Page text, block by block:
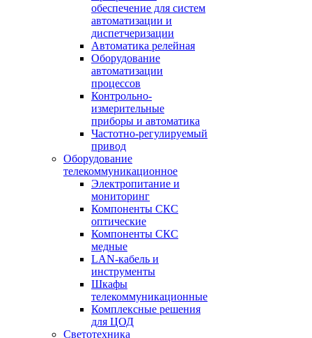
обеспечение для систем
автоматизации и
диспетчеризации
Автоматика релейная
Оборудование
автоматизации
процессов
Контрольно-
измерительные
приборы и автоматика
Частотно-регулируемый
привод
Оборудование
телекоммуникационное
Электропитание и
мониторинг
Компоненты СКС
оптические
Компоненты СКС
медные
LAN-кабель и
инструменты
Шкафы
телекоммуникационные
Комплексные решения
для ЦОД
Светотехника